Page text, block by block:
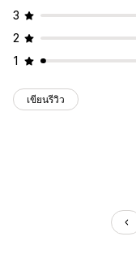
3
2
1
เขียนรีวิว